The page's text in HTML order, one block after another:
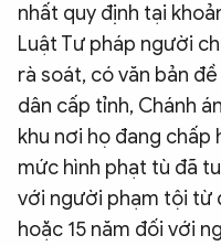
nhất quy định tại
Luật Tư pháp người
rà soát, có văn bản
dân cấp tỉnh, Chánh
khu nơi họ đang chấp
mức hình phạt tù đã
với người phạm tội từ
hoặc 15 năm đối với